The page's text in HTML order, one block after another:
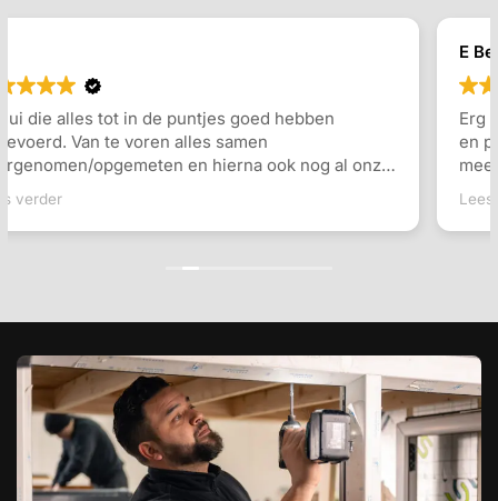
Erg tevreden over het geleverde dakkapel. Inmeten
en plaatsing ging erg vlot, en er werd goed
meegedacht over de indeling en de keuzes die
gemaakt konden worden. Communicatie ging goed
en snel antwoord op vragen. Ook de monteurs waren
erg vriendelijk en vakkundig. Zeker een aanrader!
Lees verder